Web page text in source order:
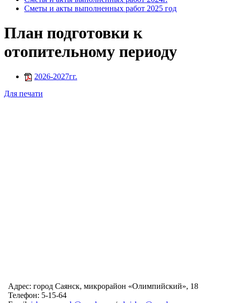
Сметы и акты выполненных работ 2025 год
План подготовки к
отопительному периоду
2026-2027гг.
Для печати
Адрес: город Саянск, микрорайон «Олимпийский», 18
Телефон: 5-15-64